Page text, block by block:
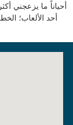
أحياناً ما يزعجني
أحد الألعاب؛